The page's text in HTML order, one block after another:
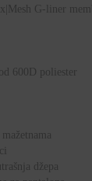
G-liner
600D poliester
džepa